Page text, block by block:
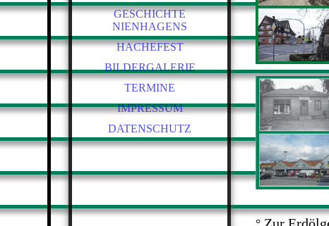
MITTWOCHSGRUPPE
CHRONIKEN
GESCHICHTE
NIENHAGENS
HACHEFEST
BILDERGALERIE
TERMINE
IMPRESSUM
DATENSCHUTZ